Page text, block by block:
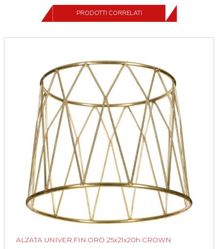
PRODOTTI CORRELATI
ALZATA UNIVER.FIN.ORO 25x21x20h CROWN